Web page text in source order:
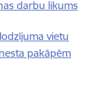
darbu likums
vietu
pakāpēm